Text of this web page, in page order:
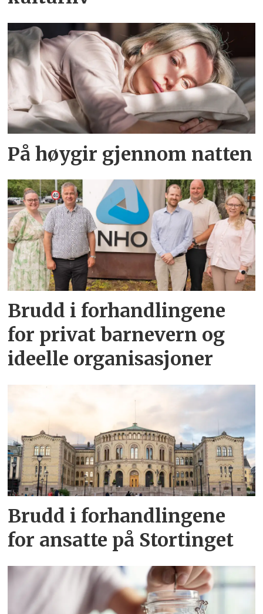
På høygir gjennom natten
Brudd i forhandlingene
for privat barnevern og
ideelle organisasjoner
Brudd i forhandlingene
for ansatte på Stortinget